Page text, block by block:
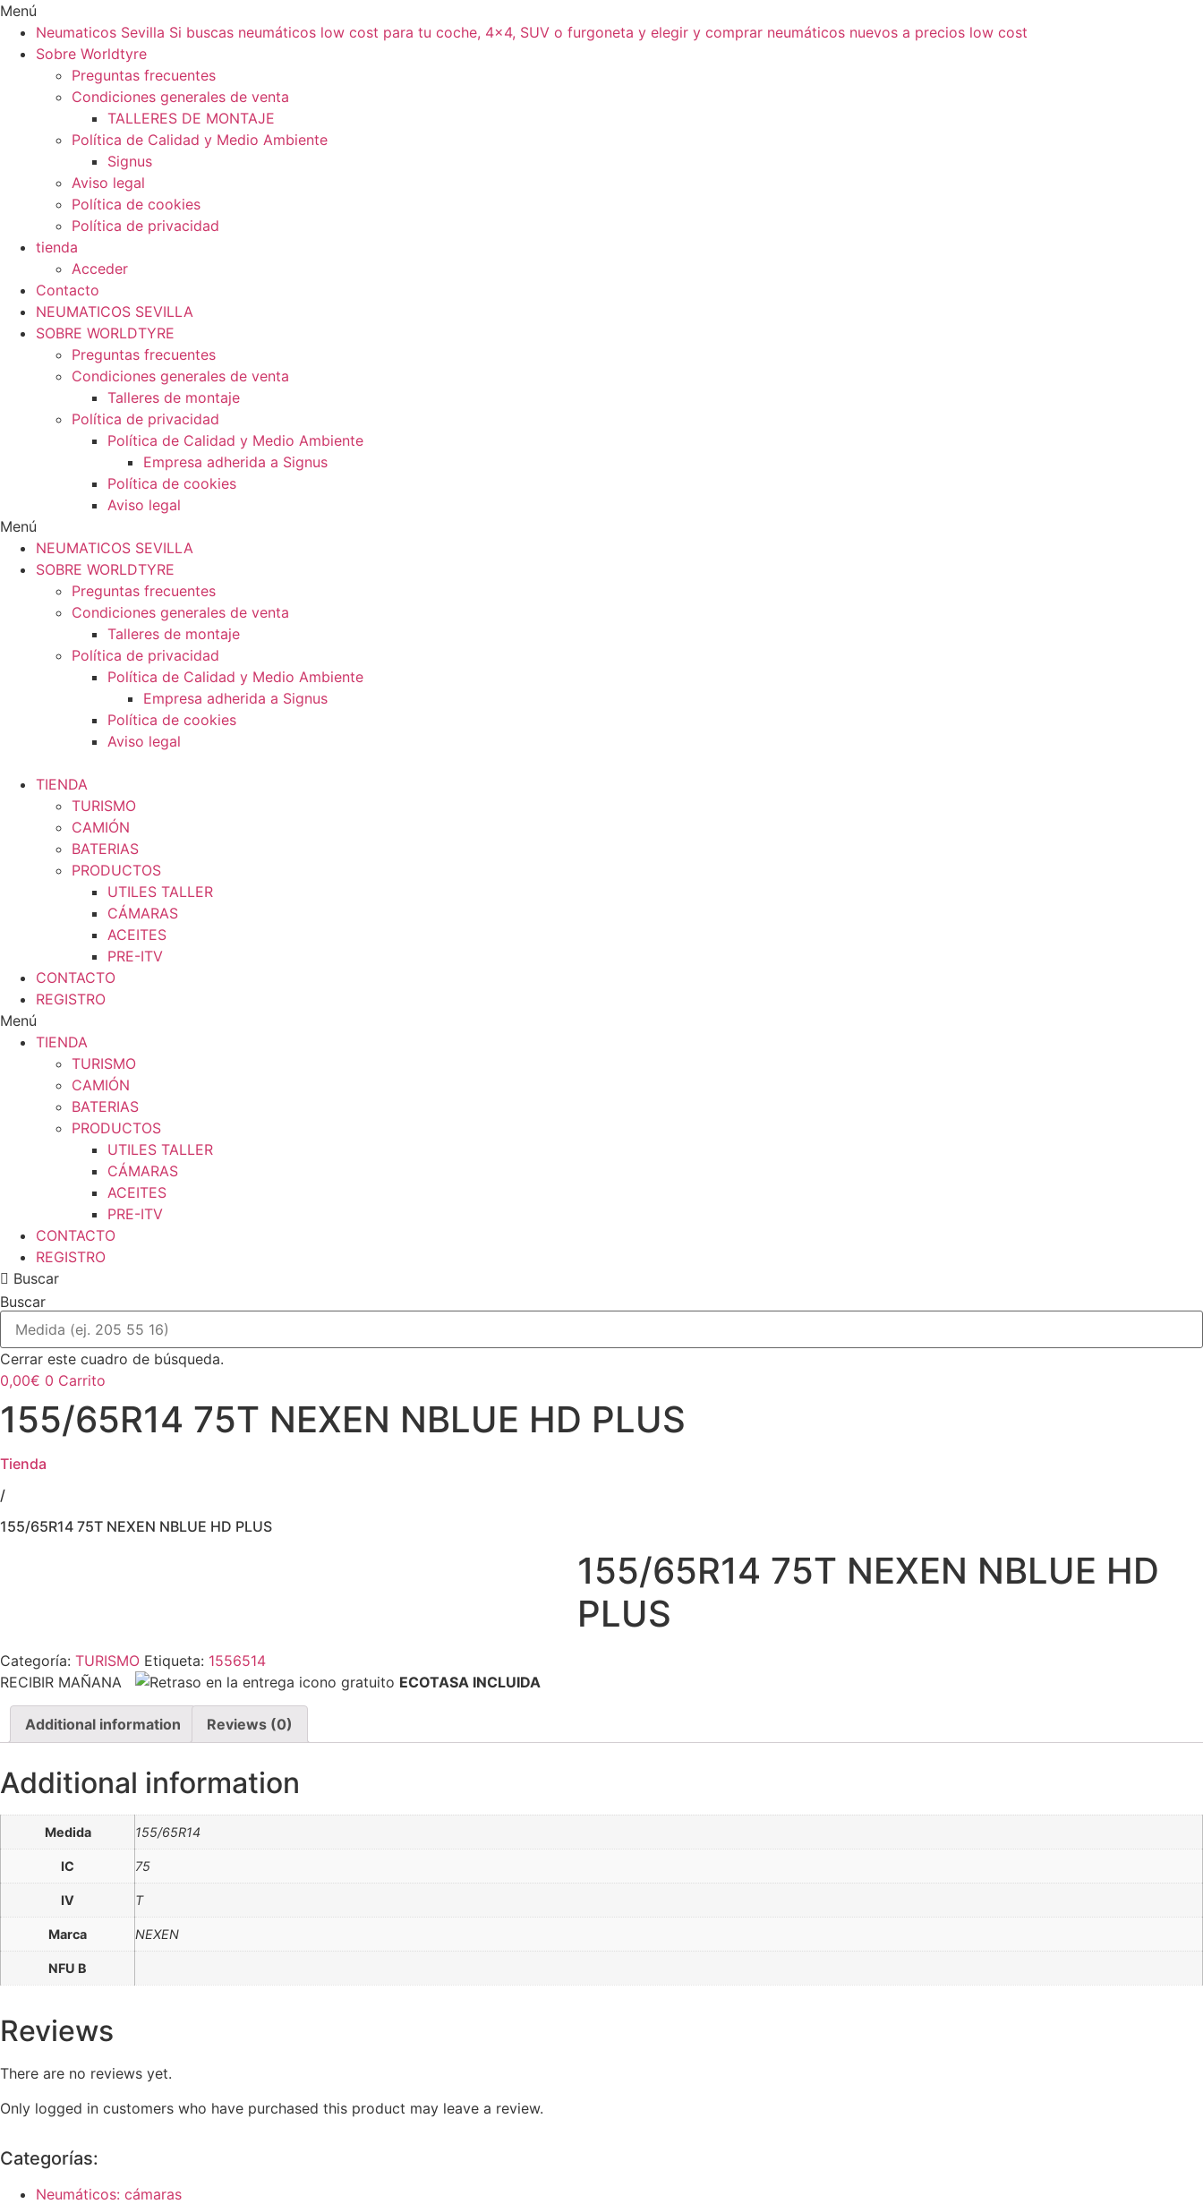
Ir
contenido
Menú
Neumaticos Sevilla Si buscas neumáticos low cost para tu coche, 4×4, SUV o furgoneta y elegir y comprar neumáticos nuevos a precios low cost
Sobre Worldtyre
Preguntas frecuentes
Condiciones generales de venta
TALLERES DE MONTAJE
Política de Calidad y Medio Ambiente
Signus
Aviso legal
Política de cookies
Política de privacidad
tienda
Acceder
Contacto
NEUMATICOS SEVILLA
SOBRE WORLDTYRE
Preguntas frecuentes
Condiciones generales de venta
Talleres de montaje
Política de privacidad
Política de Calidad y Medio Ambiente
Empresa adherida a Signus
Política de cookies
Aviso legal
Menú
NEUMATICOS SEVILLA
SOBRE WORLDTYRE
Preguntas frecuentes
Condiciones generales de venta
Talleres de montaje
Política de privacidad
Política de Calidad y Medio Ambiente
Empresa adherida a Signus
Política de cookies
Aviso legal
TIENDA
TURISMO
CAMIÓN
BATERIAS
PRODUCTOS
UTILES TALLER
CÁMARAS
ACEITES
PRE-ITV
CONTACTO
REGISTRO
Menú
TIENDA
TURISMO
CAMIÓN
BATERIAS
PRODUCTOS
UTILES TALLER
CÁMARAS
ACEITES
PRE-ITV
CONTACTO
REGISTRO
Buscar
Buscar
Cerrar este cuadro de búsqueda.
0,00€ 0 Carrito
155/65R14 75T NEXEN NBLUE HD PLUS
Tienda
/
155/65R14 75T NEXEN NBLUE HD PLUS
155/65R14 75T NEXEN NBLUE HD
PLUS
Categoría: TURISMO Etiqueta: 1556514
RECIBIR MAÑANA
ECOTASA INCLUIDA
Additional information Reviews (0)
Additional information
Medida 155/65R14
IC 75
IV T
Marca NEXEN
NFU B
Reviews
There are no reviews yet.
Only logged in customers who have purchased this product may leave a review.
Categorías:
Neumáticos: cámaras